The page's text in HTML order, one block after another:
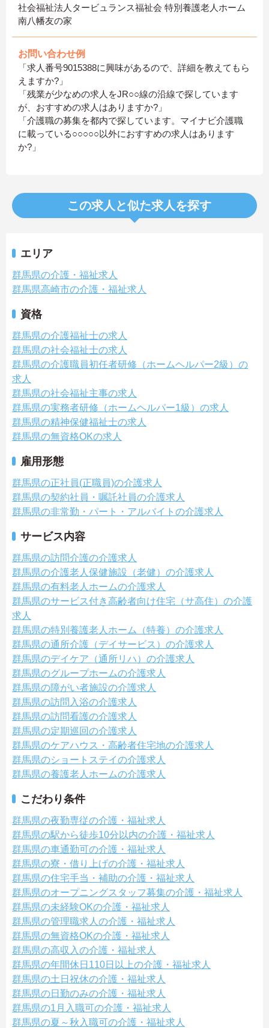
社会福祉法人タービュランス福祉会 特別養護老人ホーム
南八幡友の家
お問い合わせ例
「求人番号9015388に興味があるので、詳細を教えてもら
えますか?」
「残業が少なめの求人をJR○○線の沿線で探しています
が、おすすめの求人はありますか?」
「介護職の募集を都内で探しています。マイナビ介護職
に載っている○○○○○以外におすすめの求人はあります
か?」
この求人と似た求人を探す
エリア
群馬県の介護・福祉求人
群馬県高崎市の介護・福祉求人
資格
群馬県の介護福祉士の求人
群馬県の社会福祉士の求人
群馬県の介護職員初任者研修（ホームヘルパー2級）の
求人
群馬県の社会福祉主事の求人
群馬県の実務者研修（ホームヘルパー1級）の求人
群馬県の精神保健福祉士の求人
群馬県の無資格OKの求人
雇用形態
群馬県の正社員(正職員)の介護求人
群馬県の契約社員・嘱託社員の介護求人
群馬県の非常勤・パート・アルバイトの介護求人
サービス内容
群馬県の訪問介護の介護求人
群馬県の介護老人保健施設（老健）の介護求人
群馬県の有料老人ホームの介護求人
群馬県のサービス付き高齢者向け住宅（サ高住）の介護
求人
群馬県の特別養護老人ホーム（特養）の介護求人
群馬県の通所介護（デイサービス）の介護求人
群馬県のデイケア（通所リハ）の介護求人
群馬県のグループホームの介護求人
群馬県の障がい者施設の介護求人
群馬県の訪問入浴の介護求人
群馬県の訪問看護の介護求人
群馬県の定期巡回の介護求人
群馬県のケアハウス・高齢者住宅地の介護求人
群馬県のショートステイの介護求人
群馬県の養護老人ホームの介護求人
こだわり条件
群馬県の夜勤専従の介護・福祉求人
群馬県の駅から徒歩10分以内の介護・福祉求人
群馬県の車通勤可の介護・福祉求人
群馬県の寮・借り上げの介護・福祉求人
群馬県の住宅手当・補助の介護・福祉求人
群馬県のオープニングスタッフ募集の介護・福祉求人
群馬県の未経験OKの介護・福祉求人
群馬県の管理職求人の介護・福祉求人
群馬県の無資格OKの介護・福祉求人
群馬県の高収入の介護・福祉求人
群馬県の年間休日110日以上の介護・福祉求人
群馬県の土日祝休の介護・福祉求人
群馬県の日勤のみの介護・福祉求人
群馬県の1月入職可の介護・福祉求人
群馬県の夏～秋入職可の介護・福祉求人